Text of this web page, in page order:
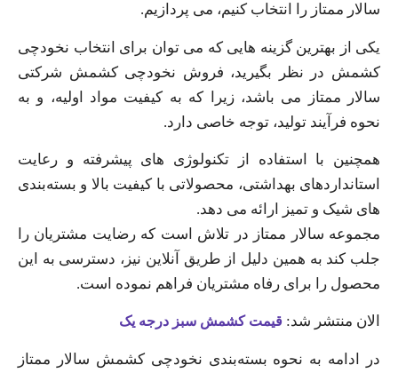
سالار ممتاز را انتخاب کنیم، می پردازيم.
یکی از بهترین گزینه هایی که می توان برای انتخاب نخودچی
کشمش در نظر بگیرید، فروش نخودچی کشمش شرکتی
سالار ممتاز می باشد، زیرا که به کیفیت مواد اولیه، و به
نحوه فرآیند تولید، توجه خاصی دارد.
همچنین با استفاده از تکنولوژی های پیشرفته و رعایت
استانداردهای بهداشتی، محصولاتی با کیفیت بالا و بسته‌بندی
های شیک و تمیز ارائه می دهد.
مجموعه سالار ممتاز در تلاش است که رضایت مشتریان را
جلب کند به همین دلیل از طریق آنلاین نيز، دسترسی به این
محصول را برای رفاه مشتریان فراهم نموده است.
الان منتشر شد: قیمت کشمش سبز درجه یک
در ادامه به نحوه بسته‌بندی نخودچی کشمش سالار ممتاز